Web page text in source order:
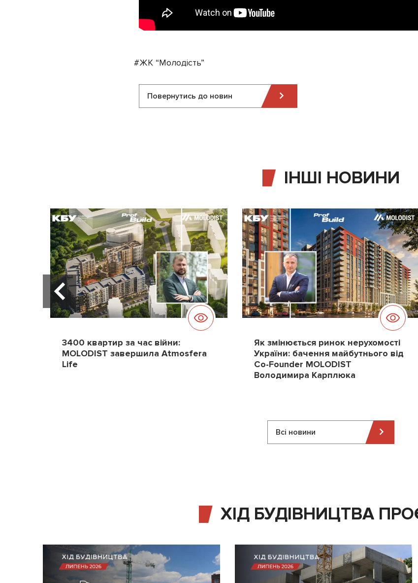
#ЖК “Молодість”
Повернутись до новин
ІНШІ НОВИНИ
3400 квартир за час війни:
MOLODIST завершила Atmosfera
Life
Як змінюється ринок нерухомості
України: бачення майбутнього від
Co-Founder MOLODIST
Володимира Карплюка
Всі новини
ХІД БУДІВНИЦТВА